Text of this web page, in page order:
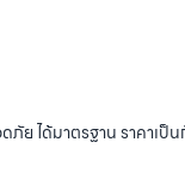
ได้มาตรฐาน ราคาเป็น